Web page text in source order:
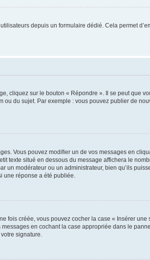
depuis un formulaire dédié. Cela permet
cliquez sur le bouton « Répondre ». Il se peut que
ou du sujet. Par exemple : vous pouvez publier de
Vous pouvez modifier un de vos messages en
texte situé en dessous du message affichera le
un modérateur ou un administrateur, bien qu’ils
une réponse a été publiée.
fois créée, vous pouvez cocher la case « Insérer une
en cochant la case appropriée dans le
signature.